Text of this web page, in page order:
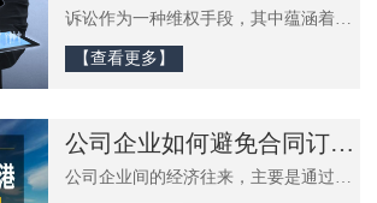
诉讼作为一种维权手段，其中蕴涵着众
选择最佳的诉讼期，诉讼之前要做好哪
些准备工作等等，都会影响诉讼的结
算是完美的诉讼。所以，企业用诉讼手
段来维权时，一定要及时准确。广州企
业法律顾问律师团队据多年为企业提供
【查看更多】
公司企业如何避免合同订立过程中的法律风险
公司企业间的经济往来，主要是通过合